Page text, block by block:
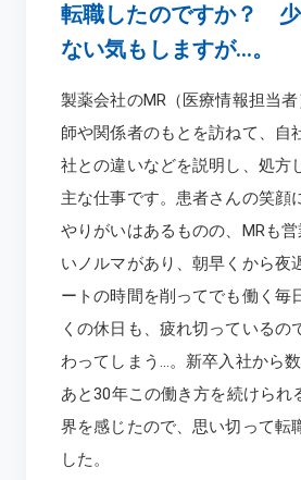
転職したのですか？
ない気もしますが…。
製薬会社のMR（医療情報担当
師や関係者のもとを訪ねて、自
社との違いなどを説明し、処方
主な仕事です。患者さんの笑顔
やりがいはあるものの、MRも
いノルマがあり、朝早くから夜
ートの時間を削ってでも働く毎
くの休日も、疲れ切っているの
わってしまう…。新卒入社から数
あと30年この働き方を続けられ
界を感じたので、思い切って転
した。